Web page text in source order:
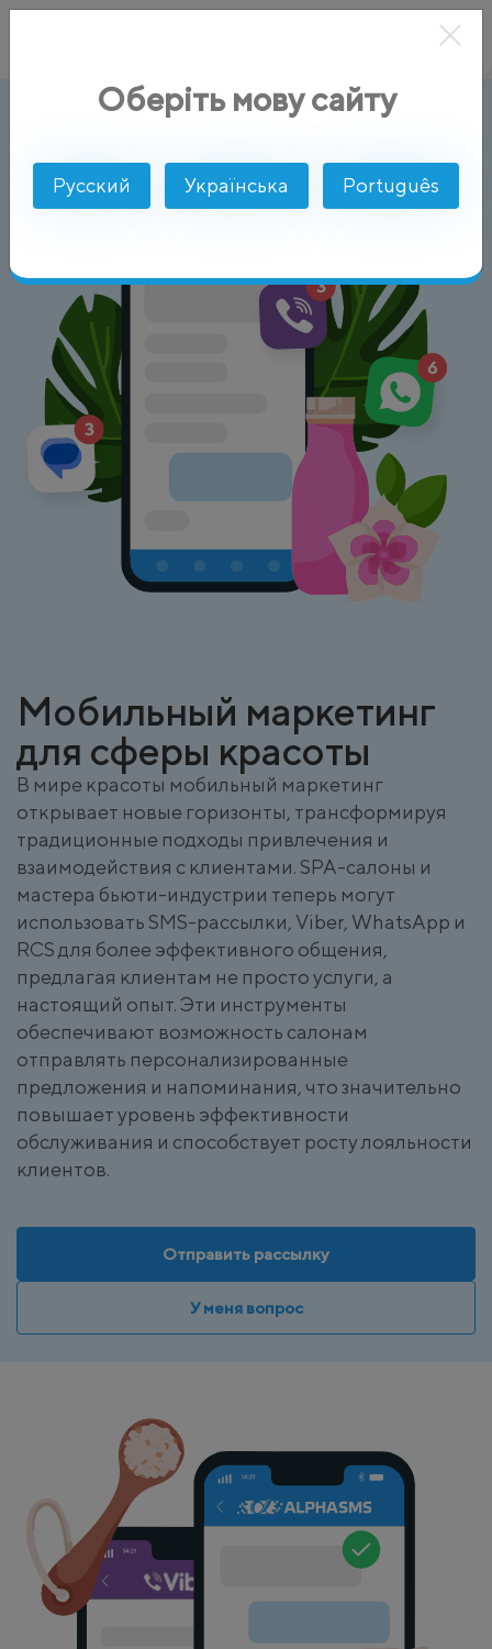
Отрасли
Мобильный маркетинг
для сферы красоты
В мире красоты мобильный маркетинг
открывает новые горизонты, трансформируя
традиционные подходы привлечения и
взаимодействия с клиентами. SPA-салоны и
мастера бьюти-индустрии теперь могут
использовать SMS-рассылки, Viber, WhatsApp и
RCS для более эффективного общения,
предлагая клиентам не просто услуги, а
настоящий опыт. Эти инструменты
обеспечивают возможность салонам
отправлять персонализированные
предложения и напоминания, что значительно
повышает уровень эффективности
обслуживания и способствует росту лояльности
клиентов.
Отправить рассылку
У меня вопрос
Оберіть мову сайту
Русский Українська Português